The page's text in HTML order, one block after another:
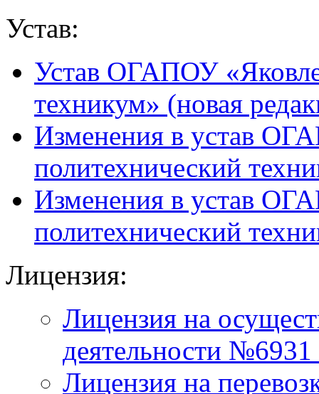
Устав:
Устав ОГАПОУ
техникум» (новая
Изменения в устав
политехнический
Изменения в устав
политехнический
Лицензия:
Лицензия на
деятельности
Лицензия на